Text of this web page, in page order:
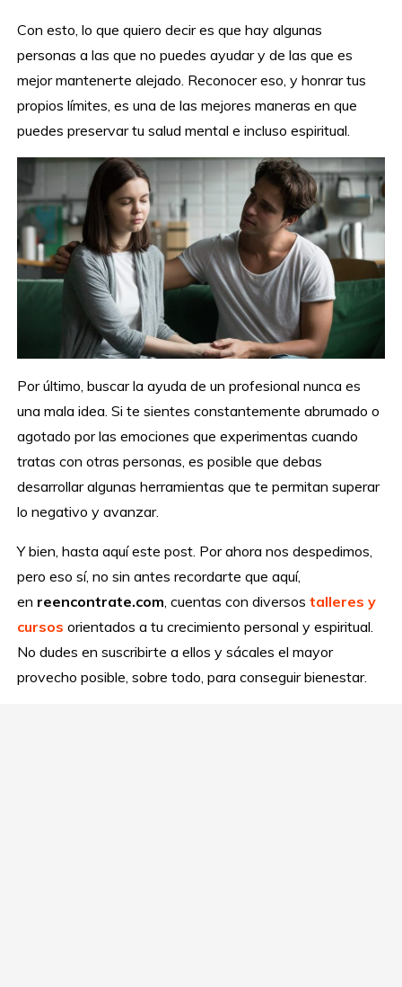
Con esto, lo que quiero decir es que hay algunas
personas a las que no puedes ayudar y de las que es
mejor mantenerte alejado. Reconocer eso, y honrar tus
propios límites, es una de las mejores maneras en que
puedes preservar tu salud mental e incluso espiritual.
Por último, buscar la ayuda de un profesional nunca es
una mala idea. Si te sientes constantemente abrumado o
agotado por las emociones que experimentas cuando
tratas con otras personas, es posible que debas
desarrollar algunas herramientas que te permitan superar
lo negativo y avanzar.
Y bien, hasta aquí este post. Por ahora nos despedimos,
pero eso sí, no sin antes recordarte que aquí,
en reencontrate.com, cuentas con diversostalleres y
cursos orientados a tu crecimiento personal y espiritual.
No dudes en suscribirte a ellos y sácales el mayor
provecho posible, sobre todo, para conseguir bienestar.